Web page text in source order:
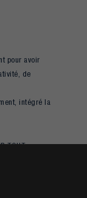
pour avoir
de
intégré la
TOUT